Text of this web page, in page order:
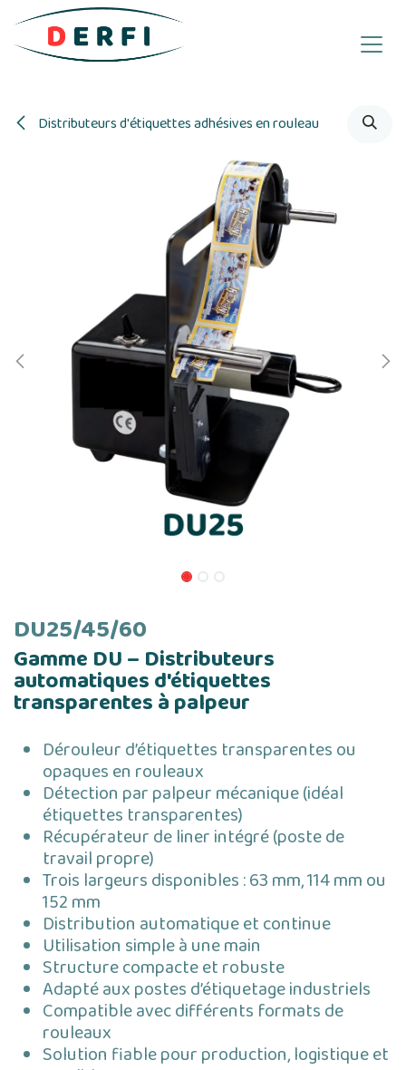
Se rendre au contenu
Distributeurs d'étiquettes adhésives en rouleau
DU25/45/60
Gamme DU – Distributeurs
automatiques d'étiquettes
transparentes à palpeur
Dérouleur d’étiquettes transparentes ou
opaques en rouleaux
Détection par palpeur mécanique (idéal
étiquettes transparentes)
Récupérateur de liner intégré (poste de
travail propre)
Trois largeurs disponibles : 63 mm, 114 mm ou
152 mm
Distribution automatique et continue
Utilisation simple à une main
Structure compacte et robuste
Adapté aux postes d’étiquetage industriels
Compatible avec différents formats de
rouleaux
Solution fiable pour production, logistique et